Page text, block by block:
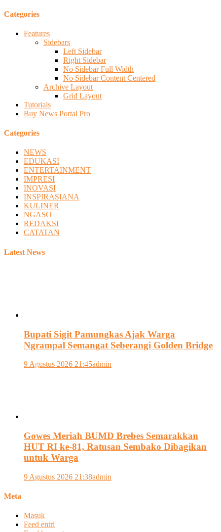
Categories
Features
Sidebars
Left Sidebar
Right Sidebar
No Sidebar Full Width
No Sidebar Content Centered
Archive Layout
Grid Layout
Tutorials
Buy News Portal Pro
Categories
NEWS
EDUKASI
ENTERTAINMENT
IMPRESI
INOVASI
INSPIRASIANA
KULINER
NGASO
REDAKSI
CATATAN
Latest News
Bupati Sigit Pamungkas Ajak Warga
Ngrampal Semangat Seberangi Golden Bridge
9 Agustus 2026 21:45admin
Gowes Meriah BUMD Brebes Semarakkan
HUT RI ke-81, Ratusan Sembako Dibagikan
untuk Warga
9 Agustus 2026 21:38admin
Meta
Masuk
Feed entri